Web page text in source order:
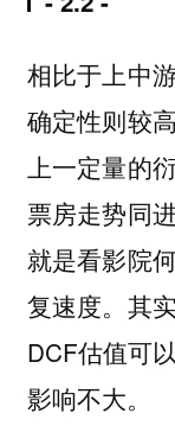
相比于上中
确定性则较
上一定量的
票房走势同
就是看影院
复速度。其
DCF估值可
影响不大。